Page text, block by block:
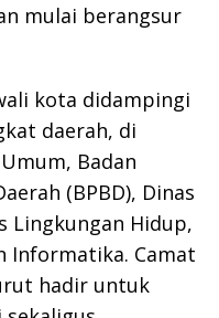
mulai berangsur
kota didampingi
daerah, di
Badan
(BPBD), Dinas
Lingkungan Hidup,
Informatika. Camat
hadir untuk